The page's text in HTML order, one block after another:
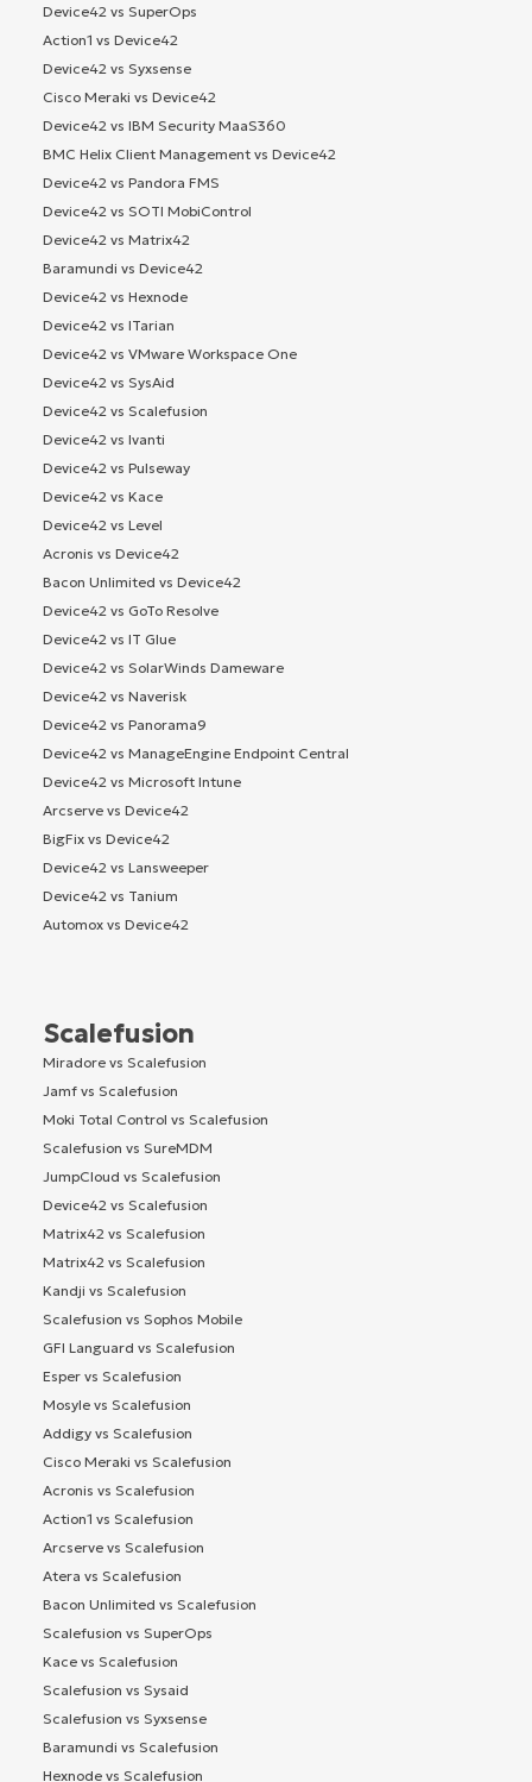
Device42 vs SuperOps
Action1 vs Device42
Device42 vs Syxsense
Cisco Meraki vs Device42
Device42 vs IBM Security MaaS360
BMC Helix Client Management vs Device42
Device42 vs Pandora FMS
Device42 vs SOTI MobiControl
Device42 vs Matrix42
Baramundi vs Device42
Device42 vs Hexnode
Device42 vs ITarian
Device42 vs VMware Workspace One
Device42 vs SysAid
Device42 vs Scalefusion
Device42 vs Ivanti
Device42 vs Pulseway
Device42 vs Kace
Device42 vs Level
Acronis vs Device42
Bacon Unlimited vs Device42
Device42 vs GoTo Resolve
Device42 vs IT Glue
Device42 vs SolarWinds Dameware
Device42 vs Naverisk
Device42 vs Panorama9
Device42 vs ManageEngine Endpoint Central
Device42 vs Microsoft Intune
Arcserve vs Device42
BigFix vs Device42
Device42 vs Lansweeper
Device42 vs Tanium
Automox vs Device42
Scalefusion
Miradore vs Scalefusion
Jamf vs Scalefusion
Moki Total Control vs Scalefusion
Scalefusion vs SureMDM
JumpCloud vs Scalefusion
Device42 vs Scalefusion
Matrix42 vs Scalefusion
Matrix42 vs Scalefusion
Kandji vs Scalefusion
Scalefusion vs Sophos Mobile
GFI Languard vs Scalefusion
Esper vs Scalefusion
Mosyle vs Scalefusion
Addigy vs Scalefusion
Cisco Meraki vs Scalefusion
Acronis vs Scalefusion
Action1 vs Scalefusion
Arcserve vs Scalefusion
Atera vs Scalefusion
Bacon Unlimited vs Scalefusion
Scalefusion vs SuperOps
Kace vs Scalefusion
Scalefusion vs Sysaid
Scalefusion vs Syxsense
Baramundi vs Scalefusion
Hexnode vs Scalefusion